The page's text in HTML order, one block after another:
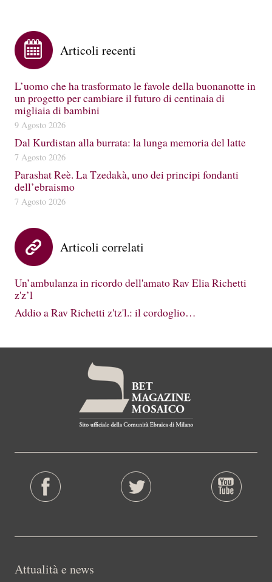
Articoli recenti
L’uomo che ha trasformato le favole della buonanotte in
un progetto per cambiare il futuro di centinaia di
migliaia di bambini
9 Agosto 2026
Dal Kurdistan alla burrata: la lunga memoria del latte
7 Agosto 2026
Parashat Reè. La Tzedakà, uno dei principi fondanti
dell’ebraismo
7 Agosto 2026
Articoli correlati
Un’ambulanza in ricordo dell'amato Rav Elia Richetti
z'z’l
Addio a Rav Richetti z'tz'l.: il cordoglio…
Attualità e news